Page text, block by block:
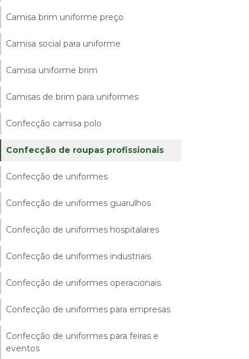
Camisa brim uniforme preço
Camisa social para uniforme
Camisa uniforme brim
Camisas de brim para uniformes
Confecção camisa polo
Confecção de roupas profissionais
Confecção de uniformes
Confecção de uniformes guarulhos
Confecção de uniformes hospitalares
Confecção de uniformes industriais
Confecção de uniformes operacionais
Confecção de uniformes para empresas
Confecção de uniformes para feiras e
eventos